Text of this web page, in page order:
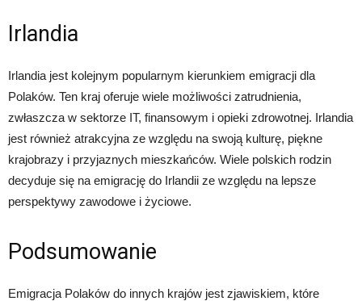
Irlandia
Irlandia jest kolejnym popularnym kierunkiem emigracji dla
Polaków. Ten kraj oferuje wiele możliwości zatrudnienia,
zwłaszcza w sektorze IT, finansowym i opieki zdrowotnej. Irlandia
jest również atrakcyjna ze względu na swoją kulturę, piękne
krajobrazy i przyjaznych mieszkańców. Wiele polskich rodzin
decyduje się na emigrację do Irlandii ze względu na lepsze
perspektywy zawodowe i życiowe.
Podsumowanie
Emigracja Polaków do innych krajów jest zjawiskiem, które